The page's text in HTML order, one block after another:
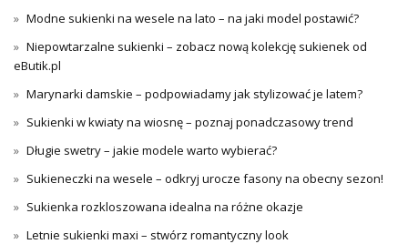
Modne sukienki na wesele na lato – na jaki model postawić?
Niepowtarzalne sukienki – zobacz nową kolekcję sukienek od
eButik.pl
Marynarki damskie – podpowiadamy jak stylizować je latem?
Sukienki w kwiaty na wiosnę – poznaj ponadczasowy trend
Długie swetry – jakie modele warto wybierać?
Sukieneczki na wesele – odkryj urocze fasony na obecny sezon!
Sukienka rozkloszowana idealna na różne okazje
Letnie sukienki maxi – stwórz romantyczny look